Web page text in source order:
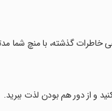
خاطرات گذشته، با منچ شما
و از دور هم بودن لذت ببرید.